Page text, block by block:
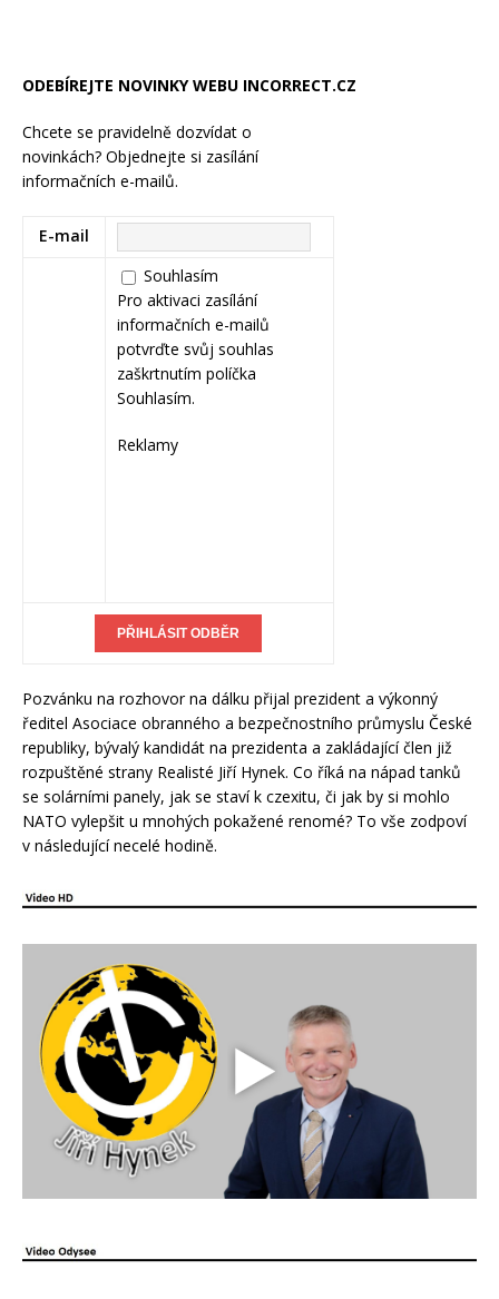
ODEBÍREJTE NOVINKY WEBU INCORRECT.CZ
Chcete se pravidelně dozvídat o
novinkách? Objednejte si zasílání
informačních e-mailů.
E-mail
Souhlasím
Pro aktivaci zasílání
informačních e-mailů
potvrďte svůj souhlas
zaškrtnutím políčka
Souhlasím.
Reklamy
Pozvánku na rozhovor na dálku přijal prezident a výkonný
ředitel Asociace obranného a bezpečnostního průmyslu České
republiky, bývalý kandidát na prezidenta a zakládající člen již
rozpuštěné strany Realisté Jiří Hynek. Co říká na nápad tanků
se solárními panely, jak se staví k czexitu, či jak by si mohlo
NATO vylepšit u mnohých pokažené renomé? To vše zodpoví
v následující necelé hodině.